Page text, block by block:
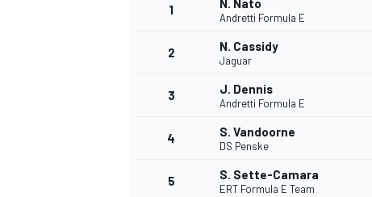
1 N. Nato
Andretti Formula E
2 N. Cassidy
Jaguar
3 J. Dennis
Andretti Formula E
4 S. Vandoorne
DS Penske
5 S. Sette-Camara
ERT Formula E Team